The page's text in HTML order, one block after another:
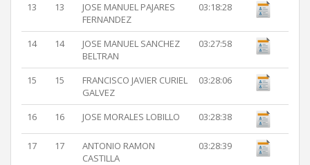
13 13
JOSE MANUEL PAJARES
FERNANDEZ
03:18:28
14 14
JOSE MANUEL SANCHEZ
BELTRAN
03:27:58
15 15
FRANCISCO JAVIER CURIEL
GALVEZ
03:28:06
16 16 JOSE MORALES LOBILLO 03:28:38
17 17
ANTONIO RAMON
CASTILLA
03:28:39